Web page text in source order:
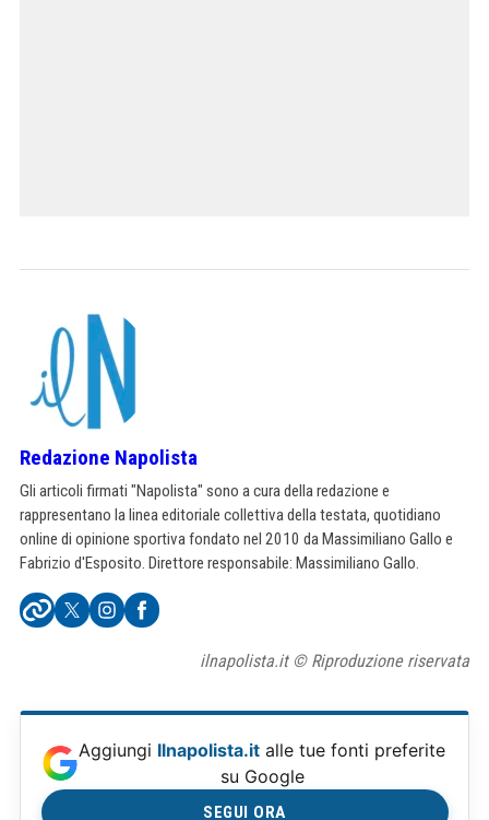
Redazione Napolista
Gli articoli firmati "Napolista" sono a cura della redazione e
rappresentano la linea editoriale collettiva della testata, quotidiano
online di opinione sportiva fondato nel 2010 da Massimiliano Gallo e
Fabrizio d'Esposito. Direttore responsabile: Massimiliano Gallo.
ilnapolista.it © Riproduzione riservata
Aggiungi Ilnapolista.it alle tue fonti preferite
su Google
SEGUI ORA